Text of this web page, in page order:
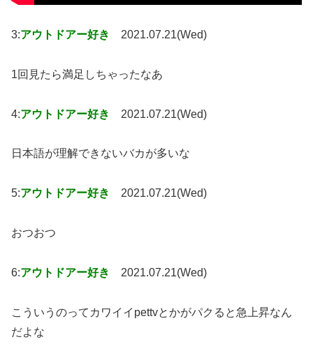
3:アウトドアー好き 2021.07.21(Wed)
1回見たら満足しちゃったなあ
4:アウトドアー好き 2021.07.21(Wed)
日本語が理解できないバカが多いな
5:アウトドアー好き 2021.07.21(Wed)
おつおつ
6:アウトドアー好き 2021.07.21(Wed)
こういうのってカワイイpettvとかがパクると急上昇なん
だよな